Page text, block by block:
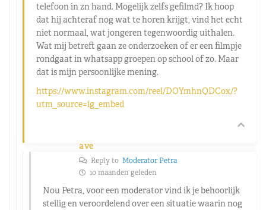
telefoon in zn hand. Mogelijk zelfs gefilmd? Ik hoop
dat hij achteraf nog wat te horen krijgt, vind het echt
niet normaal, wat jongeren tegenwoordig uithalen.
Wat mij betreft gaan ze onderzoeken of er een filmpje
rondgaat in whatsapp groepen op school of zo. Maar
dat is mijn persoonlijke mening.
https://www.instagram.com/reel/DOYmhnQDCox/?
utm_source=ig_embed
ave
Reply to Moderator Petra
10 maanden geleden
Nou Petra, voor een moderator vind ik je behoorlijk
stellig en veroordelend over een situatie waarin nog